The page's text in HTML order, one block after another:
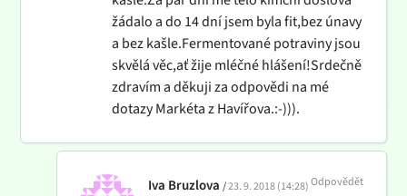
žádalo a do 14 dní jsem byla fit,bez únavy
a bez kašle.Fermentované potraviny jsou
skvělá věc,ať žije mléčné hlášení!Srdečně
zdravím a děkuji za odpovědi na mé
dotazy Markéta z Havířova.:-))).
Iva Bruzlova 23. 9. 2018 (14:28)Odpovědět